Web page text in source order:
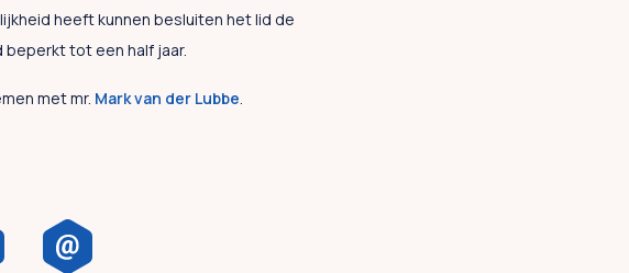
heeft kunnen besluiten het lid de
tot een half jaar.
met mr. Mark van der Lubbe.